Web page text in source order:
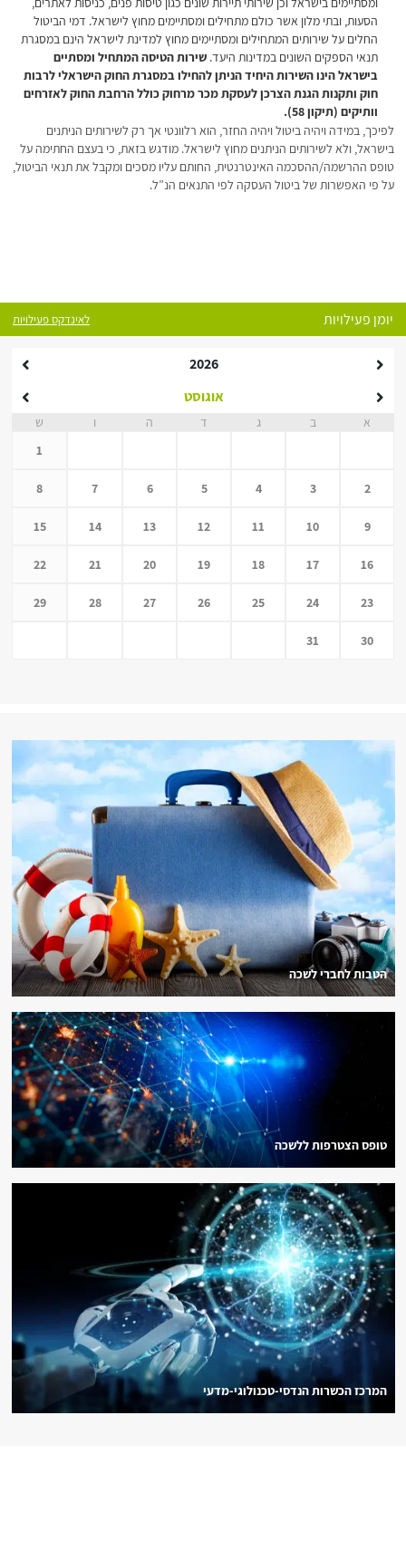
הסעות, ובתי מלון אשר כולם מתחילים ומסתיימים מחוץ לישראל. דמי הביטול
החלים על שירותים המתחילים ומסתיימים מחוץ למדינת לישראל הינם במסגרת
תנאי הספקים השונים במדינות היעד. שירות הטיסה המתחיל ומסתיים
בישראל הינו השירות היחיד הניתן להחילו במסגרת החוק הישראלי לרבות
חוק ותקנות הגנת הצרכן לעסקת מכר מרחוק כולל הרחבת החוק לאזרחים
וותיקים (תיקון 58).
לפיכך, במידה ויהיה ביטול ויהיה החזר, הוא רלוונטי אך רק לשירותים הניתנים
בישראל, ולא לשירותים הניתנים מחוץ לישראל. מודגש בזאת, כי בעצם החתימה על
טופס ההרשמה/ההסכמה האינטרנטית, החותם עליו מסכים ומקבל את תנאי הביטול,
על פי האפשרות של ביטול העסקה לפי התנאים הנ”ל.
יומן פעילויות לאינדקס פעילויות
2026
אוגוסט
א ב ג ד ה ו
ש
1
2
3
4
5
6
7
8
9
10
11
12
13
14
15
16
17
18
19
20
21
22
23
24
25
26
27
28
29
30
31
הטבות לחברי לשכה
טופס הצטרפות ללשכה
המרכז הכשרות הנדסי-טכנולוגי-מדעי